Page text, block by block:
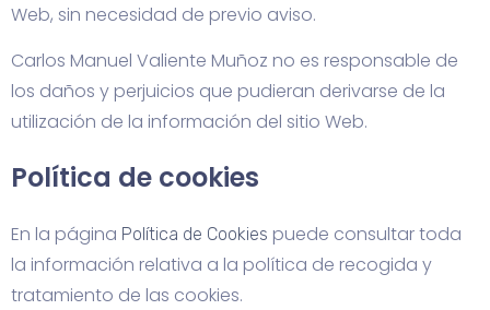
Web, sin necesidad de previo aviso.
Carlos Manuel Valiente Muñoz no es responsable de
los daños y perjuicios que pudieran derivarse de la
utilización de la información del sitio Web.
Política de cookies
En la página Política de Cookies puede consultar toda
la información relativa a la política de recogida y
tratamiento de las cookies.